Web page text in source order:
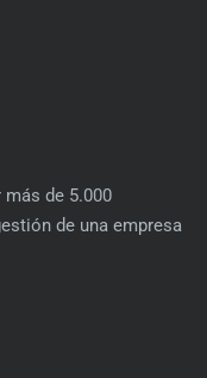
más de 5.000
de una empresa